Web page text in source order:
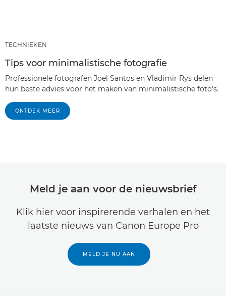
TECHNIEKEN
Tips voor minimalistische fotografie
Professionele fotografen Joel Santos en Vladimir Rys delen
hun beste advies voor het maken van minimalistische foto's.
ONTDEK MEER
Meld je aan voor de nieuwsbrief
Klik hier voor inspirerende verhalen en het
laatste nieuws van Canon Europe Pro
MELD JE NU AAN